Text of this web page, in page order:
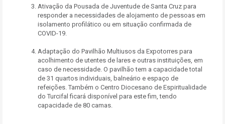
Ativação da Pousada de Juventude de Santa Cruz para
responder a necessidades de alojamento de pessoas em
isolamento profilático ou em situação confirmada de
COVID-19.
Adaptação do Pavilhão Multiusos da Expotorres para
acolhimento de utentes de lares e outras instituições, em
caso de necessidade. O pavilhão tem a capacidade total
de 31 quartos individuais, balneário e espaço de
refeições. Também o Centro Diocesano de Espiritualidade
do Turcifal ficará disponível para este fim, tendo
capacidade de 80 camas.